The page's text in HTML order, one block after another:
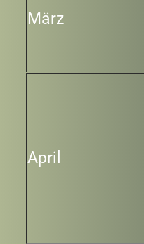
März
April